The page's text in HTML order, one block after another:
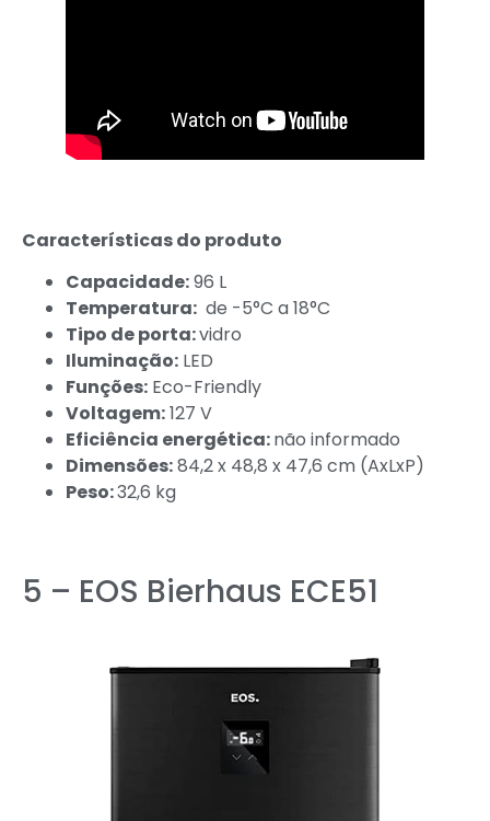
Características do produto
Capacidade:96 L
Temperatura: de -5°C a 18°C
Tipo de porta:vidro
Iluminação: LED
Funções: Eco-Friendly
Voltagem:127 V
Eficiência energética:não informado
Dimensões:84,2 x 48,8 x 47,6 cm (AxLxP)
Peso:32,6 kg
5 – EOS Bierhaus ECE51